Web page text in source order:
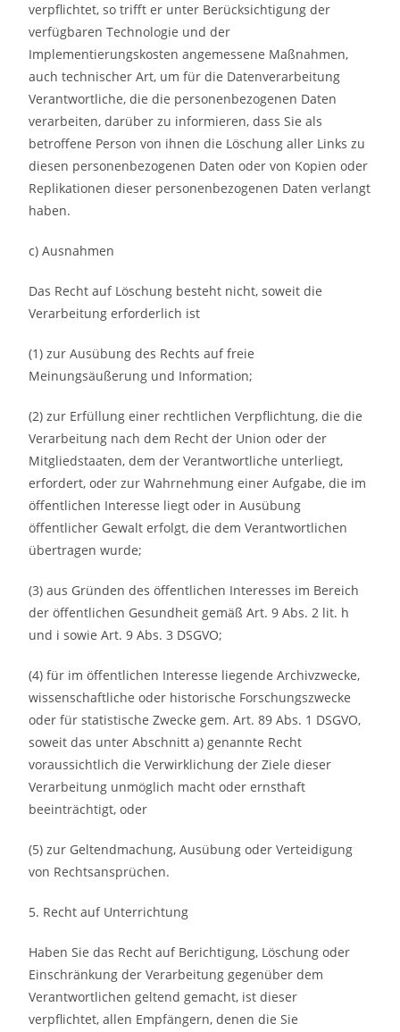
verpflichtet, so trifft er unter Berücksichtigung der
verfügbaren Technologie und der
Implementierungskosten angemessene Maßnahmen,
auch technischer Art, um für die Datenverarbeitung
Verantwortliche, die die personenbezogenen Daten
verarbeiten, darüber zu informieren, dass Sie als
betroffene Person von ihnen die Löschung aller Links zu
diesen personenbezogenen Daten oder von Kopien oder
Replikationen dieser personenbezogenen Daten verlangt
haben.
c) Ausnahmen
Das Recht auf Löschung besteht nicht, soweit die
Verarbeitung erforderlich ist
(1) zur Ausübung des Rechts auf freie
Meinungsäußerung und Information;
(2) zur Erfüllung einer rechtlichen Verpflichtung, die die
Verarbeitung nach dem Recht der Union oder der
Mitgliedstaaten, dem der Verantwortliche unterliegt,
erfordert, oder zur Wahrnehmung einer Aufgabe, die im
öffentlichen Interesse liegt oder in Ausübung
öffentlicher Gewalt erfolgt, die dem Verantwortlichen
übertragen wurde;
(3) aus Gründen des öffentlichen Interesses im Bereich
der öffentlichen Gesundheit gemäß Art. 9 Abs. 2 lit. h
und i sowie Art. 9 Abs. 3 DSGVO;
(4) für im öffentlichen Interesse liegende Archivzwecke,
wissenschaftliche oder historische Forschungszwecke
oder für statistische Zwecke gem. Art. 89 Abs. 1 DSGVO,
soweit das unter Abschnitt a) genannte Recht
voraussichtlich die Verwirklichung der Ziele dieser
Verarbeitung unmöglich macht oder ernsthaft
beeinträchtigt, oder
(5) zur Geltendmachung, Ausübung oder Verteidigung
von Rechtsansprüchen.
5. Recht auf Unterrichtung
Haben Sie das Recht auf Berichtigung, Löschung oder
Einschränkung der Verarbeitung gegenüber dem
Verantwortlichen geltend gemacht, ist dieser
verpflichtet, allen Empfängern, denen die Sie